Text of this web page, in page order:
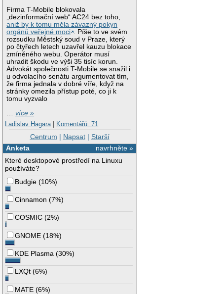
Firma T-Mobile blokovala
„dezinformační web“ AC24 bez toho,
aniž by k tomu měla závazný pokyn
orgánů veřejné moci . Píše to ve svém
rozsudku Městský soud v Praze, který
po čtyřech letech uzavřel kauzu blokace
zmíněného webu. Operátor musí
uhradit škodu ve výši 35 tisíc korun.
Advokát společnosti T-Mobile se snažil i
u odvolacího senátu argumentovat tím,
že firma jednala v dobré víře, když na
stránky omezila přístup poté, co ji k
tomu vyzvalo
…více »
Ladislav Hagara | Komentářů: 71
Centrum | Napsat| Starší
navrhněte »
Anketa
Které desktopové prostředí na Linuxu
používáte?
Budgie (10%)
Cinnamon (7%)
COSMIC (2%)
GNOME (18%)
KDE Plasma (30%)
LXQt (6%)
MATE (6%)